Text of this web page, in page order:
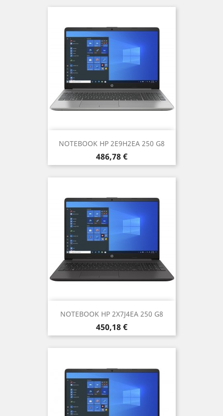
NOTEBOOK HP 2E9H2EA 250 G8
Prezzo
486,78 €
NOTEBOOK HP 2X7J4EA 250 G8
Prezzo
450,18 €